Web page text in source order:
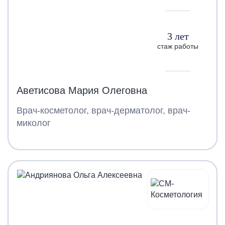
3 лет
стаж работы
Аветисова Мария Олеговна
Врач-косметолог, врач-дерматолог, врач-
миколог